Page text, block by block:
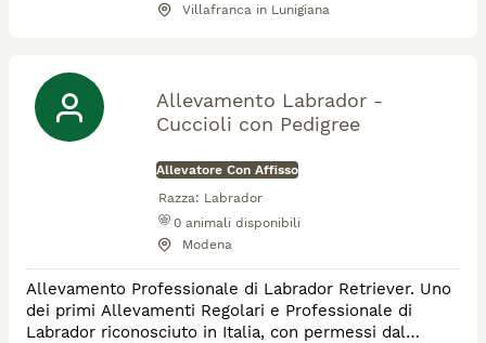
Villafranca in Lunigiana
Allevamento Labrador -
Cuccioli con Pedigree
Allevatore Con Affisso
Razza: Labrador
0 animali disponibili
Modena
Allevamento Professionale di Labrador Retriever. Uno
dei primi Allevamenti Regolari e Professionale di
Labrador riconosciuto in Italia, con permessi dal